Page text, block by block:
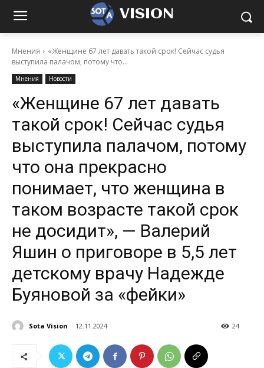
VISION
Мнения
«Женщине 67 лет давать такой срок! Сейчас судья
выступила палачом, потому что...
Мнения Новости
«Женщине 67 лет давать
такой срок! Сейчас судья
выступила палачом, потому
что она прекрасно
понимает, что женщина в
таком возрасте такой срок
не досидит», — Валерий
Яшин о приговоре в 5,5 лет
детскому врачу Надежде
Буяновой за «фейки»
Sota Vision 12.11.2024 24